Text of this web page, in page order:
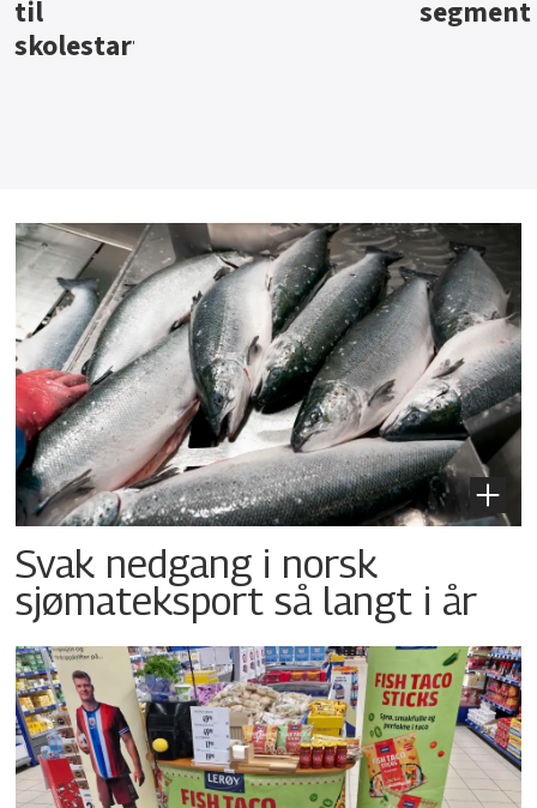
Svak nedgang i norsk
sjømateksport så langt i år